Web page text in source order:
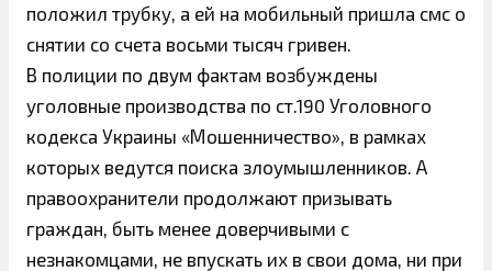
положил трубку, а ей на мобильный пришла смс о
снятии со счета восьми тысяч гривен.
В полиции по двум фактам возбуждены
уголовные производства по ст.190 Уголовного
кодекса Украины «Мошенничество», в рамках
которых ведутся поиска злоумышленников. А
правоохранители продолжают призывать
граждан, быть менее доверчивыми с
незнакомцами, не впускать их в свои дома, ни при